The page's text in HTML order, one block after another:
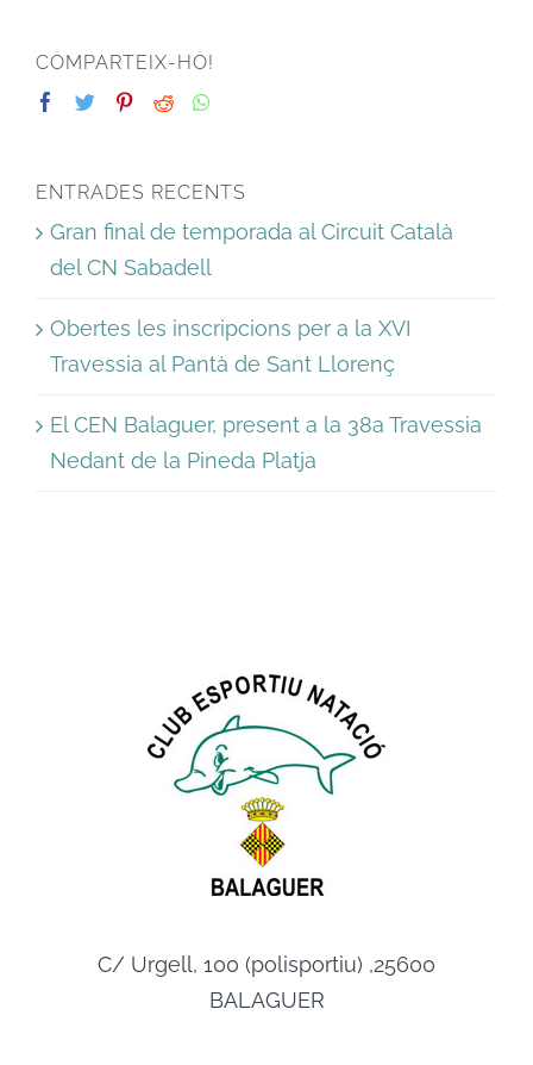
COMPARTEIX-HO!
ENTRADES RECENTS
Gran final de temporada al Circuit Català
del CN Sabadell
Obertes les inscripcions per a la XVI
Travessia al Pantà de Sant Llorenç
El CEN Balaguer, present a la 38a Travessia
Nedant de la Pineda Platja
C/ Urgell, 100 (polisportiu) ,25600
BALAGUER